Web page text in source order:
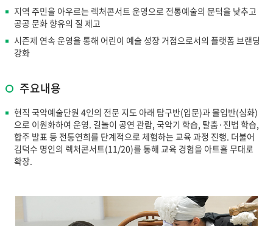
지역 주민을 아우르는 렉처콘서트 운영으로 전통예술의 문턱을 낮추고
공공 문화 향유의 질 제고
시즌제 연속 운영을 통해 어린이 예술 성장 거점으로서의 플랫폼 브랜딩
강화
주요내용
현직 국악예술단원 4인의 전문 지도 아래 탐구반(입문)과 몰입반(심화)
으로 이원화하여 운영. 길놀이 공연 관람, 국악기 학습, 탈춤·진법 학습,
합주 발표 등 전통연희를 단계적으로 체험하는 교육 과정 진행. 더불어
김덕수 명인의 렉처콘서트(11/20)를 통해 교육 경험을 아트홀 무대로
확장.